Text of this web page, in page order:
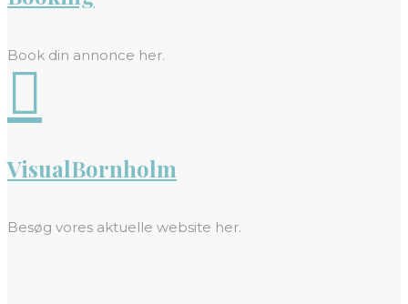
Book din annonce her.

VisualBornholm
Besøg vores aktuelle website her.